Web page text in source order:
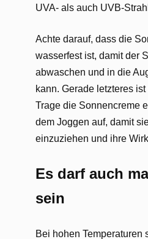
UVA- als auch UVB-
Achte darauf, dass die
wasserfest ist, damit der
abwaschen und in die
kann. Gerade letzteres
Trage die Sonnencreme
dem Joggen auf, damit
einzuziehen und ihre
Es darf auch
sein
Bei hohen Temperaturen